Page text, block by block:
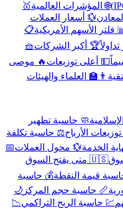
🌐 المؤشرات العالمية🥇
💱 أسعار العملات
فلتر الأسهم الأمريكية📋
تداولاً🏆 أكبر الشركات🧺
💵 أعلى توزيعات 🔥 موصى
👨‍🏫 العلماء والهيئات
🧼 حاسبة تطهير
الأرباح⚖️ حاسبة تكلفة
الخدمة💱 محول العملات📅
🇺🇸 متى يفتح السوق
قيمة النقطة💰 حاسبة
📏 حاسبة حجم المركز 🌙
💹 حاسبة الربح التراكمي📉